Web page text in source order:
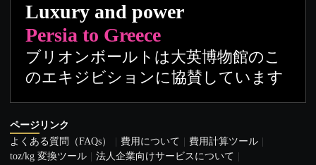
Luxury and power
Persia to Greece
ブリオンボールトは大英博物館のこ
のエキジビションに協賛しています
ページリンク
よくある質問（FAQs）
費用について
費用計算ツール
toz/kg 変換ツール
法人企業向けサービスについて